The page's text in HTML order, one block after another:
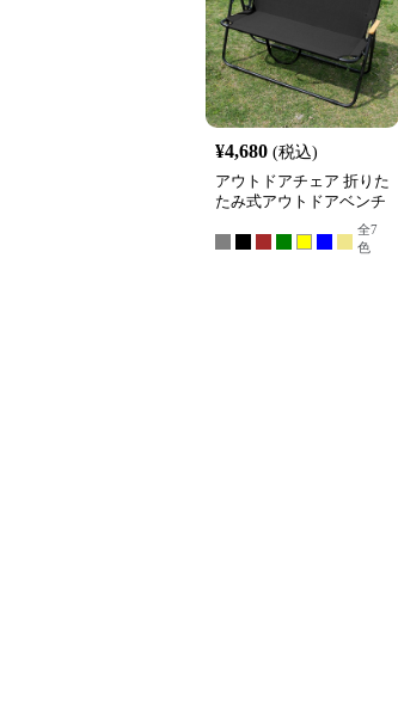
¥4,680 (税込)
アウトドアチェア 折りた
たみ式アウトドアベンチ
全7
色